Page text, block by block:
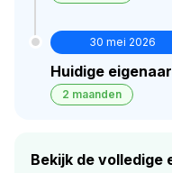
30 mei 2026
Huidige eigenaar
2 maanden
Bekijk de volledige